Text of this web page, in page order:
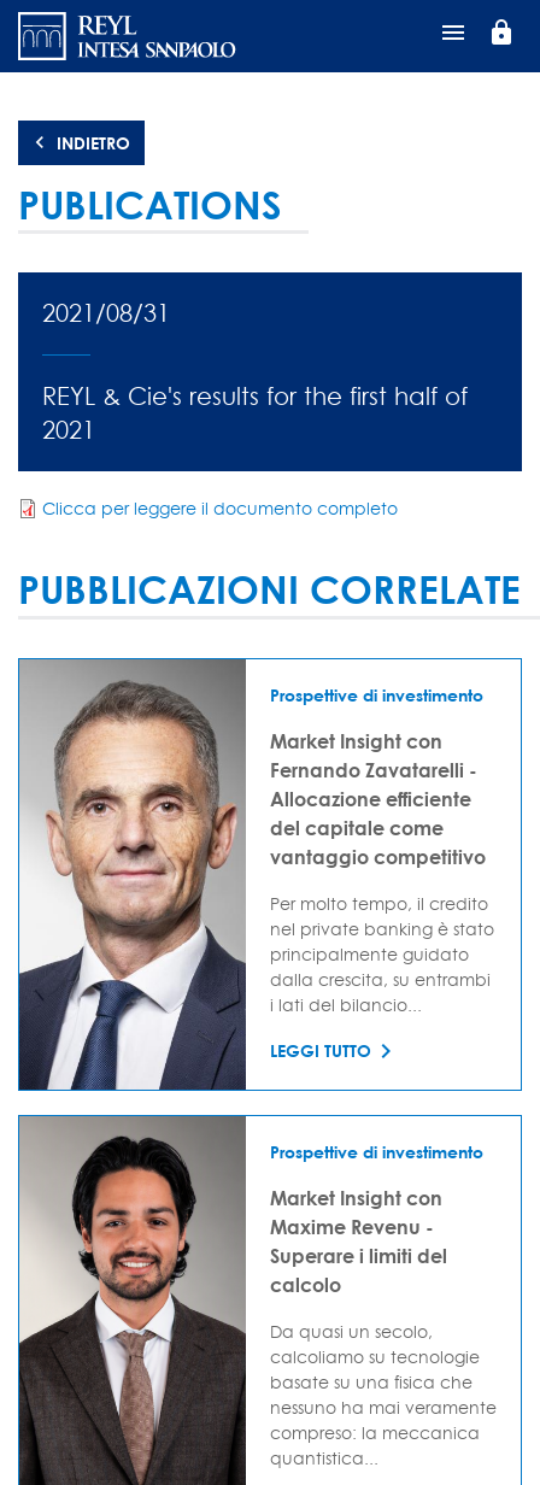
Salta
contenuto
lock
INDIETRO
PUBLICATIONS
2021/08/31
REYL & Cie's results for the first half of
2021
Clicca per leggere il documento completo
PUBBLICAZIONI CORRELATE
Prospettive di investimento
Market Insight con
Fernando Zavatarelli -
Allocazione efficiente
del capitale come
vantaggio competitivo
Per molto tempo, il credito
nel private banking è stato
principalmente guidato
dalla crescita, su entrambi
i lati del bilancio...
LEGGI TUTTO
Prospettive di investimento
Market Insight con
Maxime Revenu -
Superare i limiti del
calcolo
Da quasi un secolo,
calcoliamo su tecnologie
basate su una fisica che
nessuno ha mai veramente
compreso: la meccanica
quantistica...